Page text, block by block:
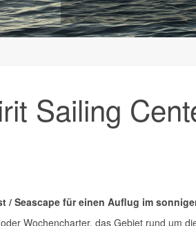
Sailing
/ Seascape für einen Auflug im
Wochencharter, das Gebiet rund um